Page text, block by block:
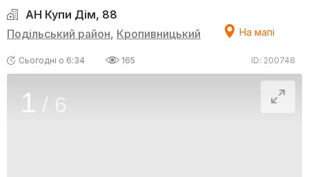
АН Купи Дім, 88
Подільський район, Кропивницький На мапі
Сьогодні о 6:34 165 ID: 200748
1 / 6